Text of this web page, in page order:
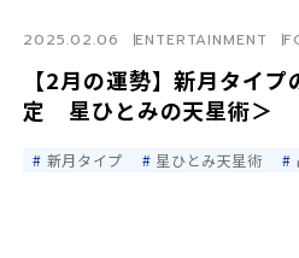
【2月の運勢】新月タイ
定 星ひとみの天星術＞
2025.02.06 ENTERTAINMENT
新月タイプ 星ひとみ天星術